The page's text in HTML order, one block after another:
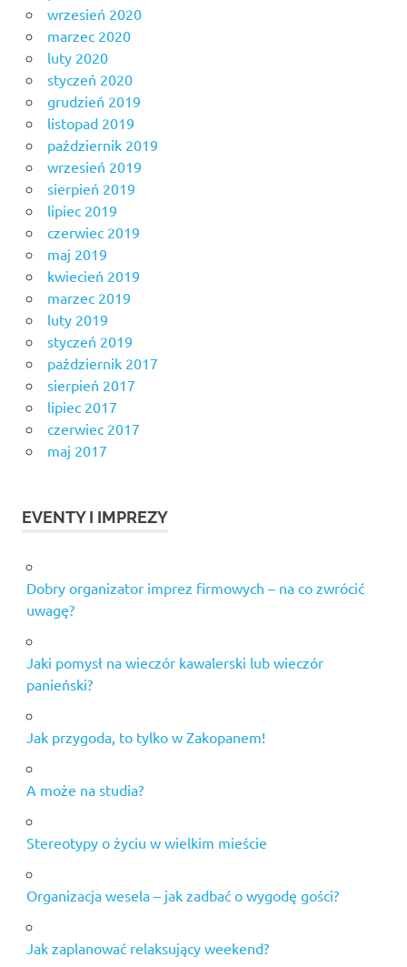
wrzesień 2020
marzec 2020
luty 2020
styczeń 2020
grudzień 2019
listopad 2019
październik 2019
wrzesień 2019
sierpień 2019
lipiec 2019
czerwiec 2019
maj 2019
kwiecień 2019
marzec 2019
luty 2019
styczeń 2019
październik 2017
sierpień 2017
lipiec 2017
czerwiec 2017
maj 2017
EVENTY I IMPREZY
Dobry organizator imprez firmowych – na co zwrócić
uwagę?
Jaki pomysł na wieczór kawalerski lub wieczór
panieński?
Jak przygoda, to tylko w Zakopanem!
A może na studia?
Stereotypy o życiu w wielkim mieście
Organizacja wesela – jak zadbać o wygodę gości?
Jak zaplanować relaksujący weekend?